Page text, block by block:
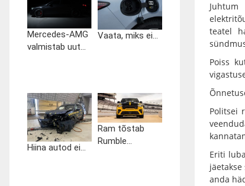
Mercedes-AMG
valmistab uut...
Vaata, miks ei...
Hiina autod ei...
Ram tõstab
Rumble...
teatel
Poiss
Politsei
Eriti
anda